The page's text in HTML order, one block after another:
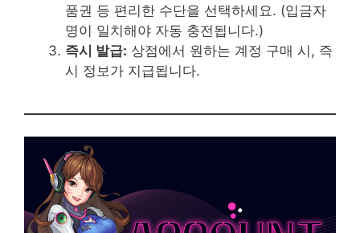
품권 등 편리한 수단을 선택하세요. (입금자
명이 일치해야 자동 충전됩니다.)
즉시 발급: 상점에서 원하는 계정 구매 시, 즉
시 정보가 지급됩니다.